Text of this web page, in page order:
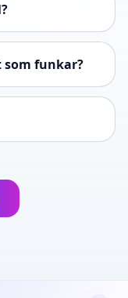
som funkar?